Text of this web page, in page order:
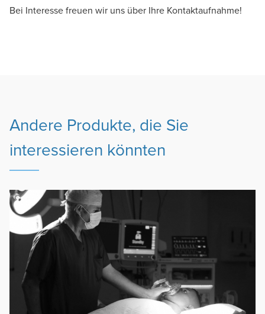
Bei Interesse freuen wir uns über Ihre Kontaktaufnahme!
Andere Produkte, die Sie
interessieren könnten